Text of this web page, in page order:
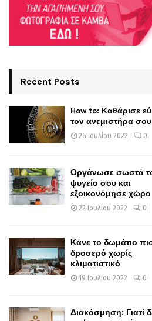
Recent Posts
How to: Καθάρισε
τον ανεμιστήρα σου
26 Ιουλίου 2022 0
Οργάνωσε σωστά
ψυγείο σου και
εξοικονόμησε χώρο
22 Ιουλίου 2022 0
Κάνε το δωμάτιο
δροσερό χωρίς
κλιματιστικό
19 Ιουλίου 2022 0
Διακόσμηση: Γιατί